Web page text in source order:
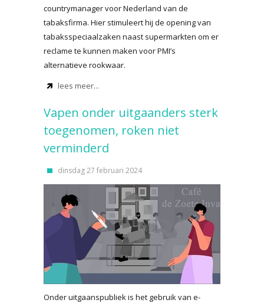
countrymanager voor Nederland van de
tabaksfirma. Hier stimuleert hij de opening van
tabaksspeciaalzaken naast supermarkten om er
reclame te kunnen maken voor PMI’s
alternatieve rookwaar.
lees meer...
Vapen onder uitgaanders sterk
toegenomen, roken niet
verminderd
dinsdag 27 februari 2024
Onder uitgaanspubliek is het gebruik van e-